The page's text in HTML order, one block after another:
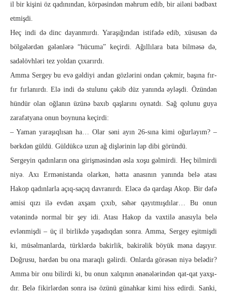
il bir kişini öz qadınından, körpə­sin­dən məhrum edib, bir ailəni bədbəxt
etmişdi.
Heç indi də dinc dayanmırdı. Yaraşığından istifadə edib, xü­su­sən də
bölgələrdən gələnlərə “hücuma” keçirdi. Ağıllılara bata bil­məsə də,
sadəlövhləri tez yoldan çıxarırdı.
Amma Sergey bu evə gəldiyi andan gözlərini ondan çək­mir, başına fır-
fır fırlanırdı. Elə indi də stulunu çəkib düz yanında əyləşdi. Özündən
hündür olan oğlanın üzünə baxıb qaşlarını oynatdı. Sağ qolunu guya
zarafatyana onun boynuna keçirdi:
– Yaman yaraşıqlısan ha… Olar səni ayın 26-sına kimi oğurlayım? –
bərk­dən güldü. Güldükcə uzun ağ dişlərinin lap dibi göründü.
Sergeyin qadınların ona girişməsindən əsla xoşu gəlmirdi. Heç bilmirdi
niyə. Axı Ermənistanda olarkən, hətta anasının yanında belə atası
Hakop qadınlarla açıq-saçıq davranırdı. Elə­cə də qardaşı Akop. Bir dəfə
əmisi qızı ilə evdən axşam çıxıb, səhər qa­yıtmışdılar… Bu onun
vətənində normal bir şey idi. Atası Ha­kop da vaxtilə anasıyla belə
evlənmişdi – üç il birlikdə yaşa­dıq­dan sonra. Amma, Sergey eşitmişdi
ki, müsəlmanlarda, türklər­də bakirlik, bakirəlik böyük məna daşıyır.
Doğrusu, hərdən bu ona maraqlı gəlirdi. Onlarda görəsən niyə belədir?
Amma bir onu bilirdi ki, bu onun xalqının ənənələrindən qat-qat yax­şı­
dır. Belə fikirlərdən sonra isə özünü günahkar kimi hiss edirdi. Sanki,